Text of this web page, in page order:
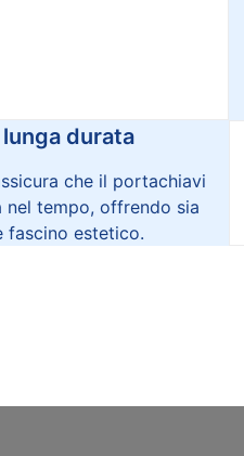
durata
che il portachiavi
nel tempo, offrendo sia
fascino estetico.